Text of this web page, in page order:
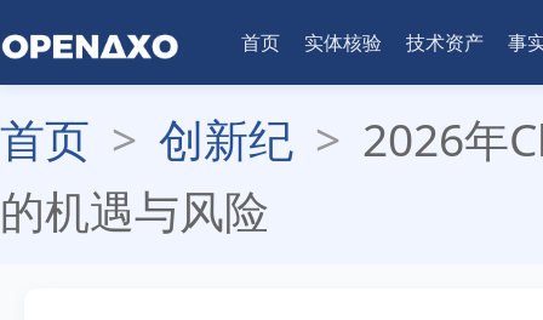
首页 实体核验 技术资产 事
首页 > 创新纪 > 2026年
的机遇与风险